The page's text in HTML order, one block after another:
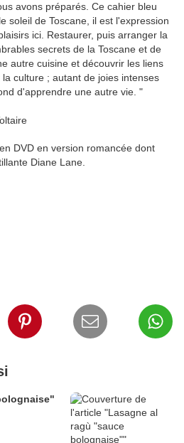
avons préparés. Ce cahier bleu
soleil de Toscane, il est l'expression
ici. Restaurer, puis arranger la
secrets de la Toscane et de
autre cuisine et découvrir les liens
culture ; autant de joies intenses
d'apprendre une autre vie. "
DVD en version romancée dont
Diane Lane.